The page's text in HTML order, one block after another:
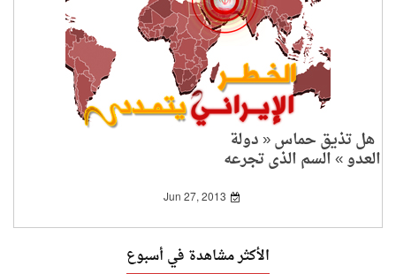
هل تذيق حماس « دولة
العدو » السم الذي تجرعه
الخميني؟!
Jun 27, 2013
الأكثر مشاهدة في أسبوع